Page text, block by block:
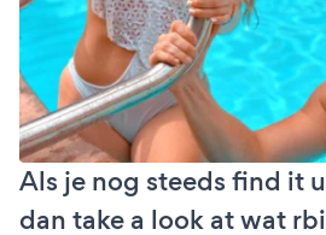
Als je nog steeds find it
dan take a look at wat